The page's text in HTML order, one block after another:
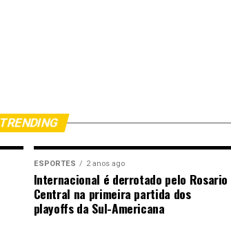
TRENDING
ESPORTES 2 anos ago
Internacional é derrotado pelo Rosario
Central na primeira partida dos
playoffs da Sul-Americana